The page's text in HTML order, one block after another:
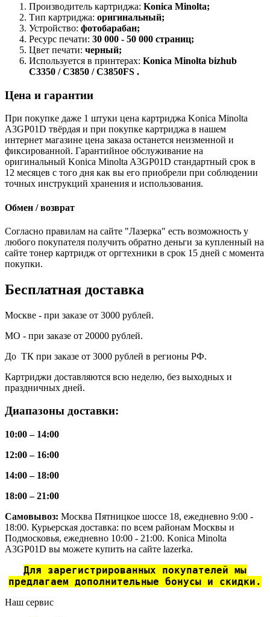
Производитель картриджа: Konica Minolta;
Тип картриджа: оригинальный;
Устройство: фотобарабан;
Ресурс печати: 30 000 - 50 000 страниц;
Цвет печати: черный;
Используется в принтерах: Konica Minolta bizhub
C3350 / C3850 / C3850FS .
Цена и гарантии
При покупке даже 1 штуки цена картриджа Konica Minolta
A3GP01D твёрдая и при покупке картриджа в нашем
интернет магазине цена заказа останется неизменной и
фиксированной. Гарантийное обслуживание на
оригинальный Konica Minolta A3GP01D стандартный срок в
12 месяцев с того дня как вы его приобрели при соблюдении
точных инструкций хранения и использования.
Обмен / возврат
Согласно правилам на сайте "Лазерка" есть возможность у
любого покупателя получить обратно деньги за купленный на
сайте тонер картридж от оргтехники в срок 15 дней с момента
покупки.
Бесплатная доставка
Москве - при заказе от 3000 рублей.
МО - при заказе от 20000 рублей.
До ТК при заказе от 3000 рублей в регионы РФ.
Картриджи доставляются всю неделю, без выходных и
праздничных дней.
Диапазоны доставки:
10:00 – 14:00
12:00 – 16:00
14:00 – 18:00
18:00 – 21:00
Самовывоз: Москва Пятницкое шоссе 18, ежедневно 9:00 -
18:00. Курьерская доставка: по всем районам Москвы и
Подмосковья, ежедневно 10:00 - 21:00. Konica Minolta
A3GP01D вы можете купить на сайте lazerka.
Для зарегистрированных покупателей мы
предлагаем дополнительные бонусы и скидки.
Наш сервис